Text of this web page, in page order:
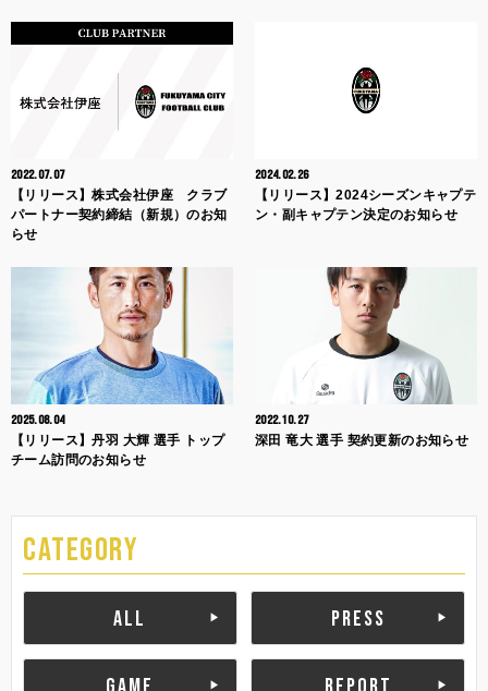
2022.07.07
【リリース】株式会社伊座 クラブ
パートナー契約締結（新規）のお知
らせ
2024.02.26
【リリース】2024シーズンキャプテ
ン・副キャプテン決定のお知らせ
2025.08.04
【リリース】丹羽 大輝 選手 トップ
チーム訪問のお知らせ
2022.10.27
深田 竜大 選手 契約更新のお知らせ
CATEGORY
ALL PRESS